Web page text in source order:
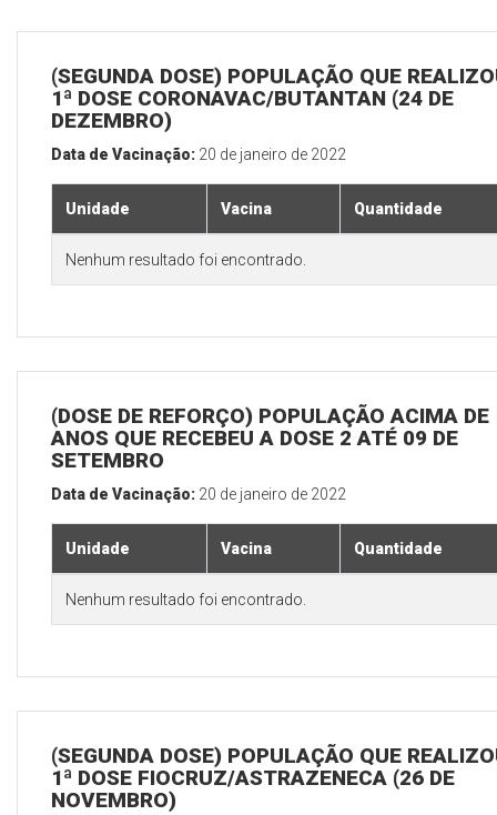
(SEGUNDA DOSE) POPULAÇÃO QUE
1ª DOSE CORONAVAC/BUTANTAN (24 DE
DEZEMBRO)
Data de Vacinação: 20 de janeiro de 2022
Unidade Vacina Quantidade
Nenhum resultado foi encontrado.
(DOSE DE REFORÇO) POPULAÇÃO ACIMA DE
ANOS QUE RECEBEU A DOSE 2 ATÉ 09 DE
SETEMBRO
Data de Vacinação: 20 de janeiro de 2022
Unidade Vacina Quantidade
Nenhum resultado foi encontrado.
(SEGUNDA DOSE) POPULAÇÃO QUE
1ª DOSE FIOCRUZ/ASTRAZENECA (26 DE
NOVEMBRO)